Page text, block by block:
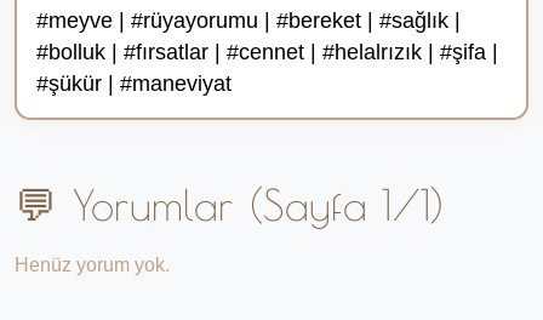
#meyve | #rüyayorumu | #bereket | #sağlık |
#bolluk | #fırsatlar | #cennet | #helalrızık | #şifa |
#şükür | #maneviyat
💬 Yorumlar (Sayfa 1/1)
Henüz yorum yok.